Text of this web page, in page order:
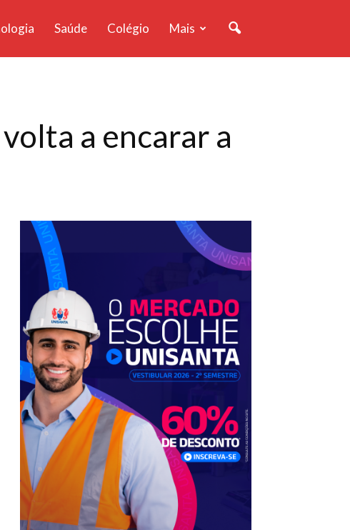
Saúde Colégio Mais
a encarar a